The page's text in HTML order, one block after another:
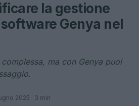
la gestione
Genya nel
ma con Genya puoi
2025 · 3 min